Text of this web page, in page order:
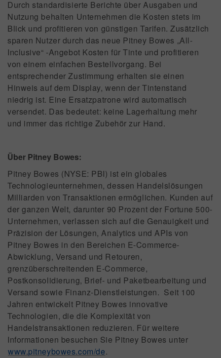
Durch standardisierte Berichte über Ausgaben und
Nutzung behalten Unternehmen die Kosten stets im
Blick und profitieren von günstigen Tarifen. Zusätzlich
sparen Nutzer durch das neue Pitney Bowes „All-
Inclusive“ -Angebot Kosten für Tinte und profitieren
von einem einfachen Bestellvorgang. Bei
entsprechender Zustimmung erhalten sie einen
Hinweis auf dem Display, wenn der Tintenstand
niedrig ist. Eine Ersatzpatrone wird automatisch
versendet. Das bedeutet: keine Lagerhaltung mehr
und immer das richtige Zubehör zur Hand.
Über Pitney Bowes:
Pitney Bowes (NYSE: PBI) ist ein globales
Technologieunternehmen, dessen Handelslösungen
Milliarden von Transaktionen ermöglichen. Kunden auf
der ganzen Welt, darunter 90 Prozent der Fortune 500-
Unternehmen, verlassen sich auf die Genauigkeit und
Präzision der Lösungen, Analytics und APIs von
Pitney Bowes in den Bereichen E-Commerce-
Abwicklung, Versand und Retouren,
grenzüberschreitenden E-Commerce,
Postkonsolidierung, Brief- und Paketbearbeitung und
Versand sowie Finanz-Dienstleistungen. Seit 100
Jahren entwickelt Pitney Bowes innovative
Technologien, die die Komplexität von
Handelstransaktionen reduzieren. Für weitere
Informationen besuchen Sie Pitney Bowes unter
www.pitneybowes.com/de.